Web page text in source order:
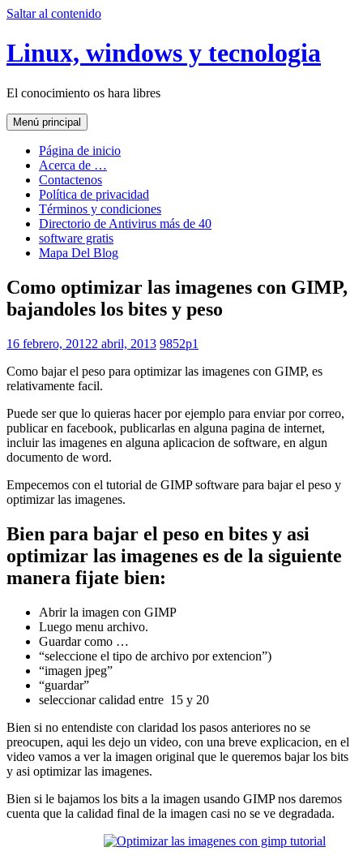
Saltar al contenido
Linux, windows y tecnologia
El conocimiento os hara libres
Menú principal
Página de inicio
Acerca de …
Contactenos
Política de privacidad
Términos y condiciones
Directorio de Antivirus más de 40
software gratis
Mapa Del Blog
Como optimizar las imagenes con GIMP,
bajandoles los bites y peso
16 febrero, 20122 abril, 2013 9852p1
Como bajar el peso para optimizar las imagenes con GIMP, es
relativamente facil.
Puede ser que lo quieras hacer por ejemplo para enviar por correo,
publicar en facebook, publicarlas en alguna pagina de internet,
incluir las imagenes en alguna aplicacion de software, en algun
documento de word.
Empecemos con el tutorial de GIMP software para bajar el peso y
optimizar las imagenes.
Bien para bajar el peso en bites y asi
optimizar las imagenes es de la siguiente
manera fijate bien:
Abrir la imagen con GIMP
Luego menu archivo.
Guardar como …
“seleccione el tipo de archivo por extencion”)
“imagen jpeg”
“guardar”
seleccionar calidad entre 15 y 20
Bien si no entendiste con claridad los pasos anteriores no se
preocupen, aqui les dejo un video, con una breve explicacion, en el
video vamos a ver la imagen original que le queremos bajar los bits
y asi optimizar las imagenes.
Bien si le bajamos los bits a la imagen usando GIMP nos daremos
cuenta que la calidad final de la imagen casi no se ve degradada.